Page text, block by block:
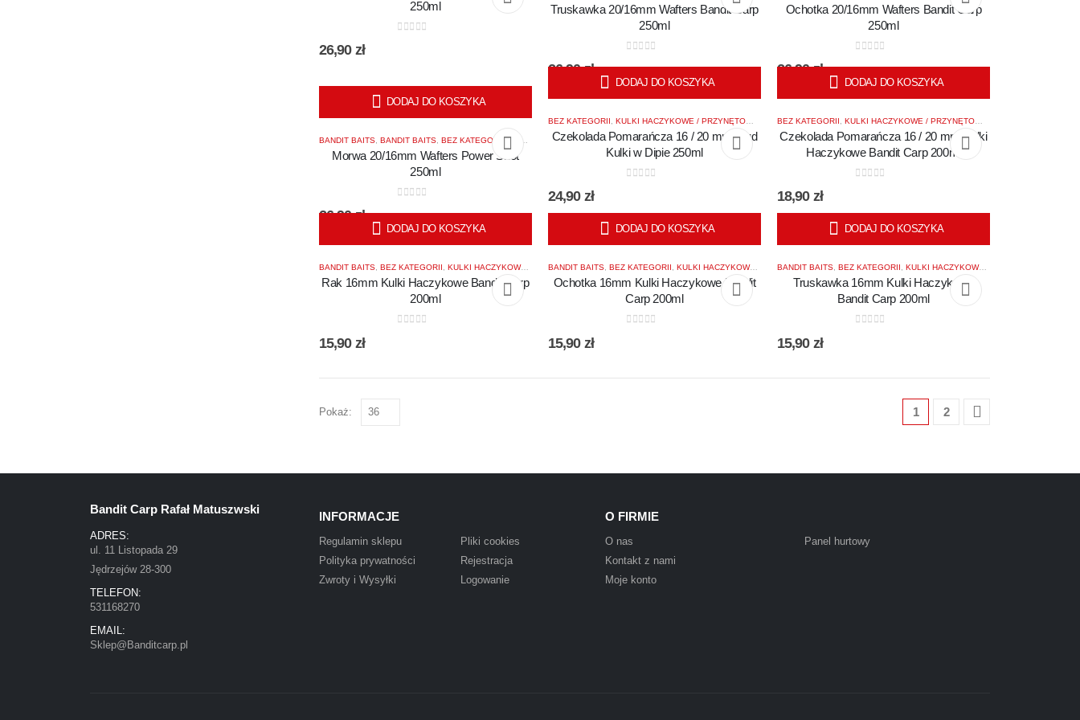
250ml
26,90 zł
Truskawka 20/16mm Wafters Bandit Carp
250ml
26,90zł
Ochotka 20/16mm Wafters Bandit Carp
250ml
26,90zł
DODAJ DO KOSZYKA
BANDIT BAITS BANDIT BAITS BEZ KATEGORII ,KULKI HACZYKOWE / PRZYNĘTOWE ,KULKI WAFTERS
Morwa 20/16mm Wafters Power Shot
250ml
26,90zł
DODAJ DO KOSZYKA
BEZ KATEGORII KULKI HACZYKOWE / PRZYNĘTOWE POWER SHOTS BAITS
Czekolada Pomarańcza 16 / 20 mm Mud
Kulki w Dipie 250ml
24,90 zł
DODAJ DO KOSZYKA
BEZ KATEGORII KULKI HACZYKOWE / PRZYNĘTOWE
Czekolada Pomarańcza 16 / 20 mm Kulki
Haczykowe Bandit Carp 200ml
18,90 zł
DODAJ DO KOSZYKA
BANDIT BAITS, BEZ KATEGORII, KULKI HACZYKOWE / PRZYNĘTOWE
Rak 16mm Kulki Haczykowe Bandit Carp
200ml
15,90 zł
DODAJ DO KOSZYKA
BANDIT BAITS, BEZ KATEGORII, KULKI HACZYKOWE / PRZYNĘTOWE
Ochotka 16mm Kulki Haczykowe Bandit
Carp 200ml
15,90 zł
DODAJ DO KOSZYKA
BANDIT BAITS, BEZ KATEGORII, KULKI HACZYKOWE / PRZYNĘTOWE
Truskawka 16mm Kulki Haczykowe
Bandit Carp 200ml
15,90 zł
Pokaż: 1 2
Bandit Carp Rafał Matuszwski
ADRES:
ul. 11 Listopada 29
Jędrzejów 28-300
TELEFON:
531168270
EMAIL:
Sklep@Banditcarp.pl
INFORMACJE
Regulamin sklepu
Polityka prywatności
Zwroty i Wysyłki
Pliki cookies
Rejestracja
Logowanie
O FIRMIE
O nas
Kontakt z nami
Moje konto
Panel hurtowy